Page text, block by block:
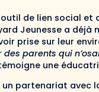
outil de lien social
Jeunesse a
prise sur leur
des parents qui
une
partenariat avec